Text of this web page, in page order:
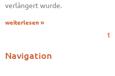
verlängert wurde.
weiterlesen »
1
Navigation